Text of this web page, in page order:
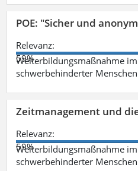
POE: "Sicher und
Relevanz:
59%
Weiterbildungsmaßnahme
schwerbehinderter
Zeitmanagement und
Relevanz:
59%
Weiterbildungsmaßnahme
schwerbehinderter